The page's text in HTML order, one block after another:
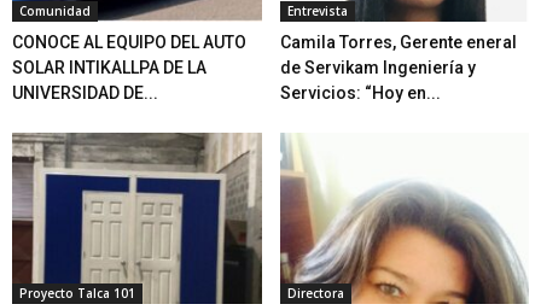
Comunidad
CONOCE AL EQUIPO DEL AUTO
SOLAR INTIKALLPA DE LA
UNIVERSIDAD DE...
Entrevista
Camila Torres, Gerente eneral
de Servikam Ingeniería y
Servicios: “Hoy en...
Proyecto Talca 101 Directora